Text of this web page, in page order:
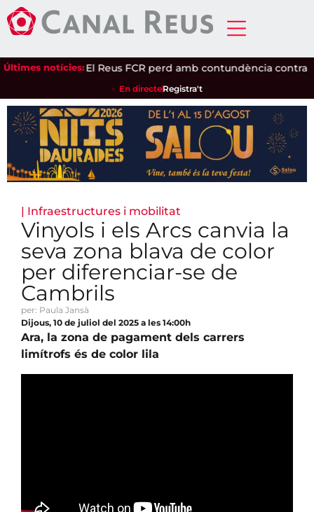
Últimes notícies:
el Pinaret|El Reus FCR perd amb contundència contra
En directeRegistra't
| Infraestructures i mobilitat
Vinyols i els Arcs canvia la
seva zona blava de color
per diferenciar-se de
Cambrils
per: Paula Jansà
Dijous, 10 de juliol del 2025 a les 14:00h
Ara, la zona de pagament dels carrers
limítrofs és de color lila